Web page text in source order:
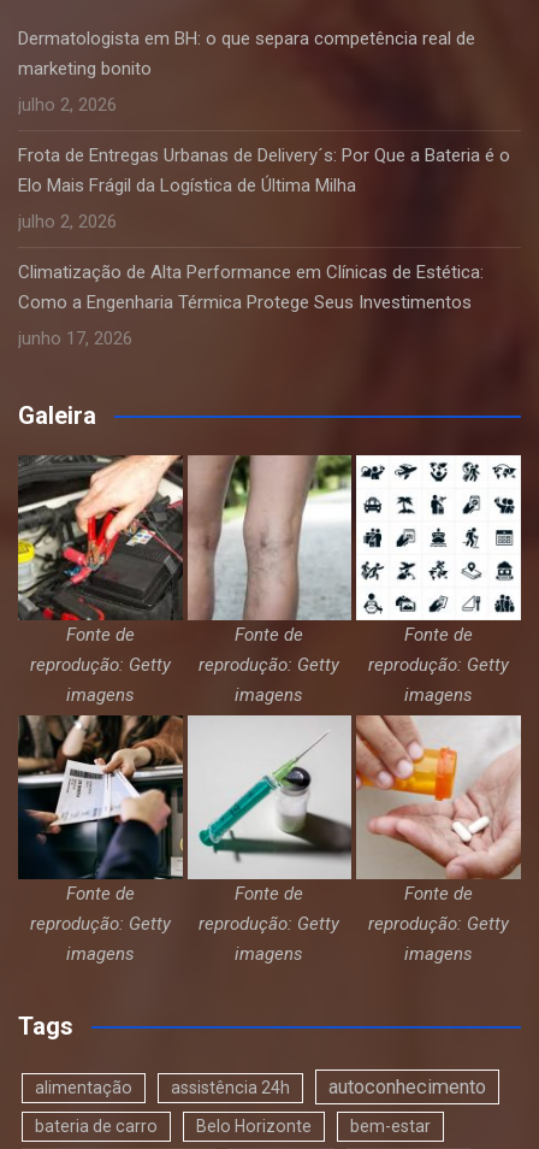
Dermatologista em BH: o que separa competência real de
marketing bonito
julho 2, 2026
Frota de Entregas Urbanas de Delivery´s: Por Que a Bateria é o
Elo Mais Frágil da Logística de Última Milha
julho 2, 2026
Climatização de Alta Performance em Clínicas de Estética:
Como a Engenharia Térmica Protege Seus Investimentos
junho 17, 2026
Galeira
Fonte de
reprodução: Getty
imagens
Fonte de
reprodução: Getty
imagens
Fonte de
reprodução: Getty
imagens
Fonte de
reprodução: Getty
imagens
Fonte de
reprodução: Getty
imagens
Fonte de
reprodução: Getty
imagens
Tags
alimentação assistência 24h autoconhecimento
bateria de carro Belo Horizonte
bem-estar